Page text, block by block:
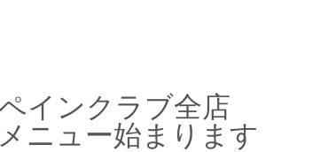
インクラブ全店
ニュー始まります